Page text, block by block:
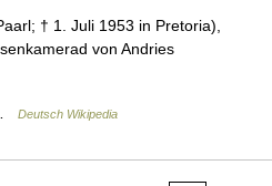
† 1. Juli 1953 in Pretoria),
von Andries
Deutsch Wikipedia